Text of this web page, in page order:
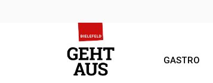
GASTRO